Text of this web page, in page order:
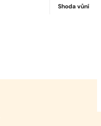
Shoda vůní